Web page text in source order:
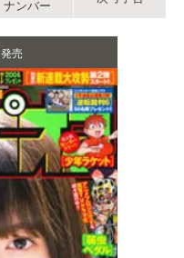
ナンバー
発売